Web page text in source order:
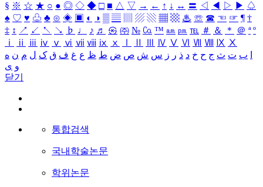
§ ※ ☆ ★ ○ ● ◎ ◇ ◆ □ ■ △ ▽ → ← ↑ ↓ ↔ 〓 ◁ ◀ ▷ ▶ ♤
♠ ♡ ♥ ♧ ♣ ⊙ ◈ ▣ ◐ ◑ ▒ ▤ ▨ ▧ ▦ ▩ ♨ ☏ ☎ ☜ ☞ ¶ †
‡ ↕ ↗ ↙ ↖ ↘ ♭ ♩ ♪ ♬ ㉿ ㈜ № ㏇ ™ ㏂ ㏘ ℡ ＃ ＆ ＊ ＠ ª º
ⅰ
ⅱ ⅲ ⅳ ⅴ ⅵ ⅶ ⅷ ⅸ ⅹ Ⅳ Ⅴ Ⅵ Ⅶ Ⅷ Ⅸ Ⅹ
ب ت ث ج ح خ د ذ ر ز س ش ص ض ط ظ ع غ ف ق ک ل م ن ه
و ی
닫기
통합검색
국내학술논문
학위논문